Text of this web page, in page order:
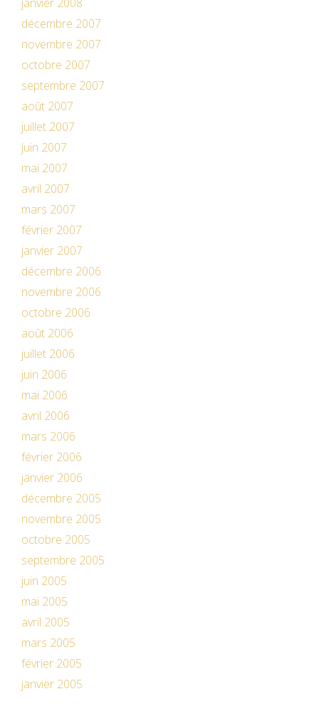
décembre 2007
novembre 2007
octobre 2007
septembre 2007
août 2007
juillet 2007
juin 2007
mai 2007
avril 2007
mars 2007
février 2007
janvier 2007
décembre 2006
novembre 2006
octobre 2006
août 2006
juillet 2006
juin 2006
mai 2006
avril 2006
mars 2006
février 2006
janvier 2006
décembre 2005
novembre 2005
octobre 2005
septembre 2005
juin 2005
mai 2005
avril 2005
mars 2005
février 2005
janvier 2005